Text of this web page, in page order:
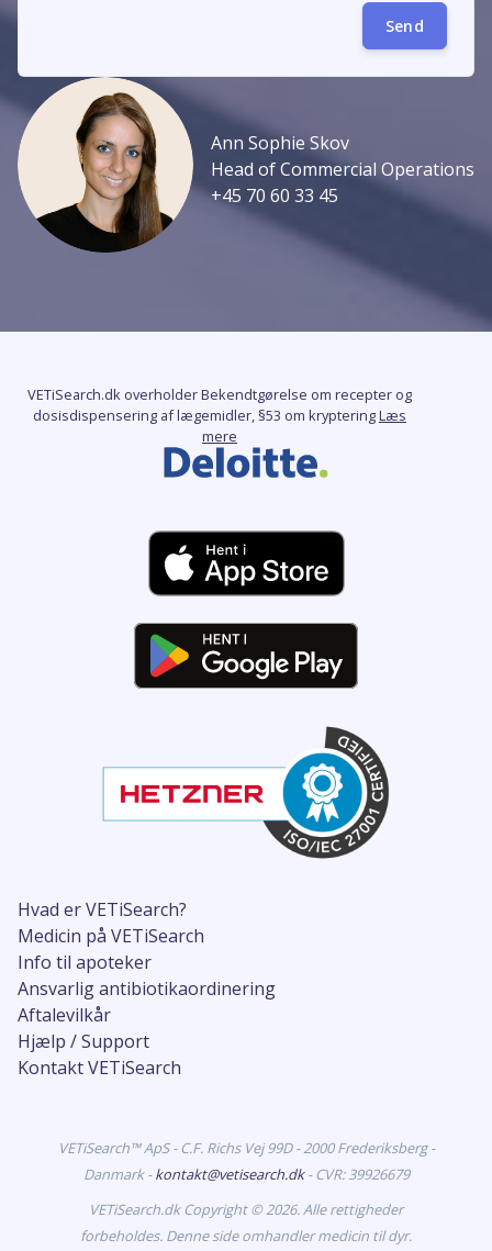
Send
Ann Sophie Skov
Head of Commercial Operations
+45 70 60 33 45
Hvad er VETiSearch?
Medicin på VETiSearch
Info til apoteker
Ansvarlig antibiotikaordinering
Aftalevilkår
Hjælp / Support
Kontakt VETiSearch
VETiSearch.dk overholder Bekendtgørelse om recepter og
dosisdispensering af lægemidler, §53 om krypteringLæs
mere
VETiSearch™ ApS - C.F. Richs Vej 99D - 2000 Frederiksberg -
Danmark -kontakt@vetisearch.dk- CVR: 39926679
VETiSearch.dk Copyright © 2026. Alle rettigheder
forbeholdes. Denne side omhandler medicin til dyr.